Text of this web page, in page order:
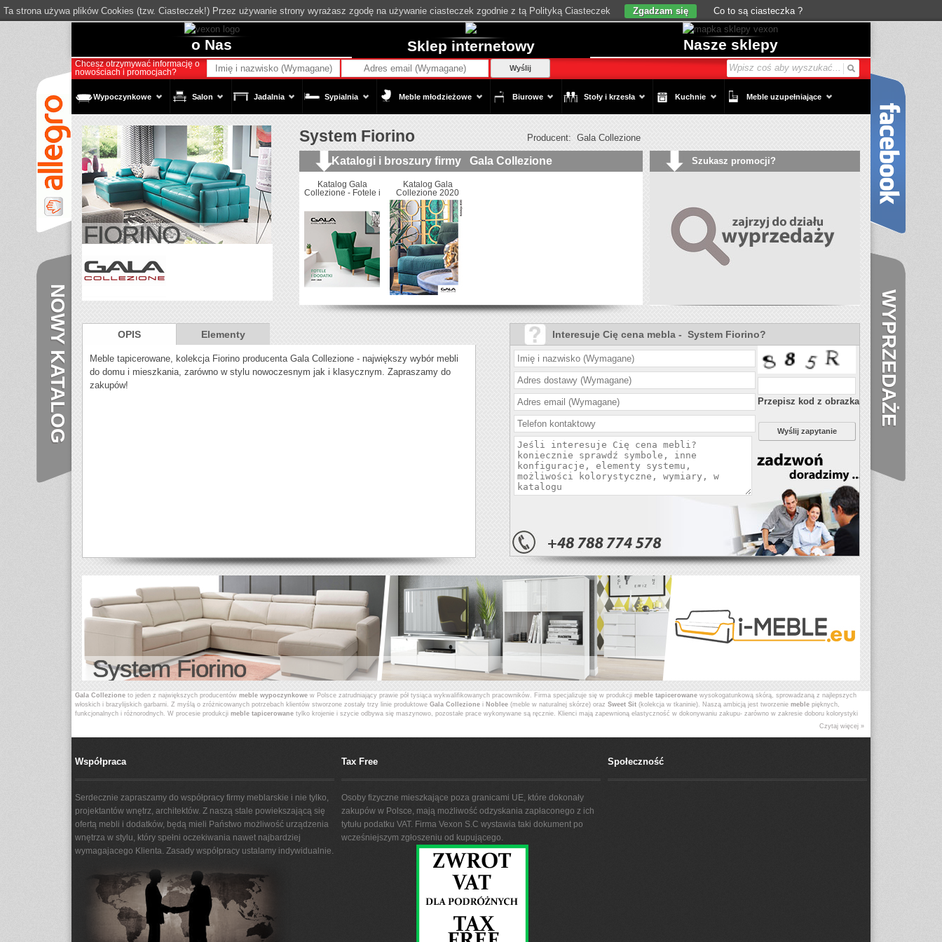
o Nas Sklep internetowy Nasze sklepy
NOWY KATALOG WYPRZEDAŻE
Chcesz otrzymywać informację o
nowościach i promocjach?
Wyślij
Wypoczynkowe Salon Jadalnia Sypialnia Meble młodzieżowe Biurowe Stoły i krzesła Kuchnie Meble uzupełniające
FIORINO
System Fiorino Producent: Gala Collezione
Katalogi i broszury firmy Gala Collezione
Katalog Gala
Collezione - Fotele i
Katalog Gala
Collezione 2020
Szukasz promocji?
OPIS Elementy
Meble tapicerowane, kolekcja Fiorino producenta Gala Collezione - największy wybór mebli
do domu i mieszkania, zarówno w stylu nowoczesnym jak i klasycznym. Zapraszamy do
zakupów!
Interesuje Cię cena mebla - System Fiorino?
Przepisz kod z obrazka
Wyślij zapytanie
System Fiorino
Gala Collezione to jeden z największych producentów meble wypoczynkowe w Polsce zatrudniający prawie pół tysiąca wykwalifikowanych pracowników. Firma specjalizuje się w produkcji meble tapicerowane wysokogatunkową skórą, sprowadzaną z najlepszych
włoskich i brazylijskich garbarni. Z myślą o zróżnicowanych potrzebach klientów stworzone zostały trzy linie produktowe Gala Collezione i Noblee (meble w naturalnej skórze) oraz Sweet Sit (kolekcja w tkaninie). Naszą ambicją jest tworzenie meble pięknych,
funkcjonalnych i różnorodnych. W procesie produkcji meble tapicerowane tylko krojenie i szycie odbywa się maszynowo, pozostałe prace wykonywane są ręcznie. Klienci mają zapewnioną elastyczność w dokonywaniu zakupu- zarówno w zakresie doboru kolorystyki
pomagają tworzyć indywidualny charakter wnętrza i stanowią centralne miejsce spotkań domowników i gości. Domy bywają bowiem różne, tak samo jak ich właściciele, niezmienna
Czytaj więcej »
Współpraca
Serdecznie zapraszamy do współpracy firmy meblarskie i nie tylko,
projektantów wnętrz, architektów. Z naszą stale powiekszającą się
ofertą mebli i dodatków, będą mieli Państwo możliwość urządzenia
wnętrza w stylu, który spełni oczekiwania nawet najbardziej
wymagajacego Klienta. Zasady współpracy ustalamy indywidualnie.
Tax Free
Osoby fizyczne mieszkające poza granicami UE, które dokonały
zakupów w Polsce, mają możliwość odzyskania zapłaconego z ich
tytułu podatku VAT. Firma Vexon S.C wystawia taki dokument po
wcześniejszym zgłoszeniu od kupującego.
Społeczność
Ta strona używa plików Cookies (tzw. Ciasteczek!) Przez używanie strony wyrażasz zgodę na używanie ciasteczek zgodnie z tą Polityką Ciasteczek Zgadzam się Co to są ciasteczka ?